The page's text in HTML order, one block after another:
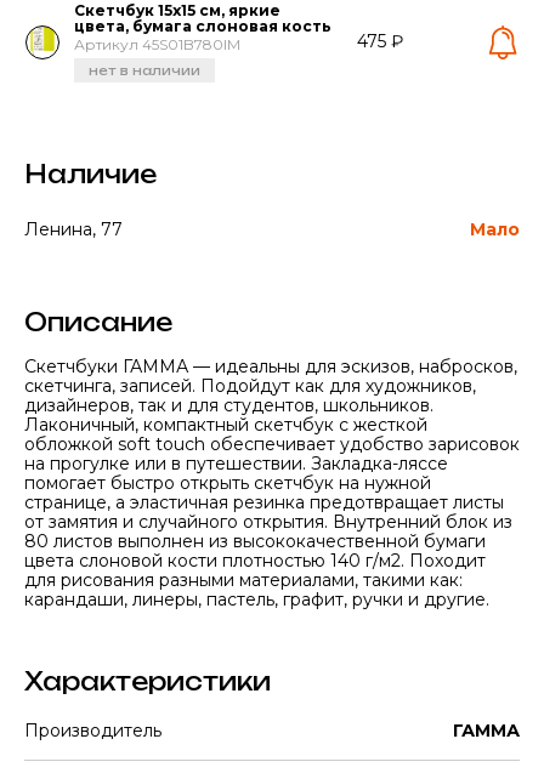
Скетчбук 15х15 см, яркие
цвета, бумага слоновая кость
Артикул 45S01B780IM
нет в наличии
475 ₽
Наличие
Ленина, 77 Мало
Описание
Скетчбуки ГАММА — идеальны для эскизов, набросков,
скетчинга, записей. Подойдут как для художников,
дизайнеров, так и для студентов, школьников.
Лаконичный, компактный скетчбук с жесткой
обложкой soft touch обеспечивает удобство зарисовок
на прогулке или в путешествии. Закладка-ляссе
помогает быстро открыть скетчбук на нужной
странице, а эластичная резинка предотвращает листы
от замятия и случайного открытия. Внутренний блок из
80 листов выполнен из высококачественной бумаги
цвета слоновой кости плотностью 140 г/м2. Походит
для рисования разными материалами, такими как:
карандаши, линеры, пастель, графит, ручки и другие.
Характеристики
Производитель ГАММА